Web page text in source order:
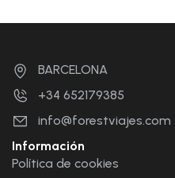
BARCELONA
+34 652179385
info@forestviajes.com
Información
Política de cookies